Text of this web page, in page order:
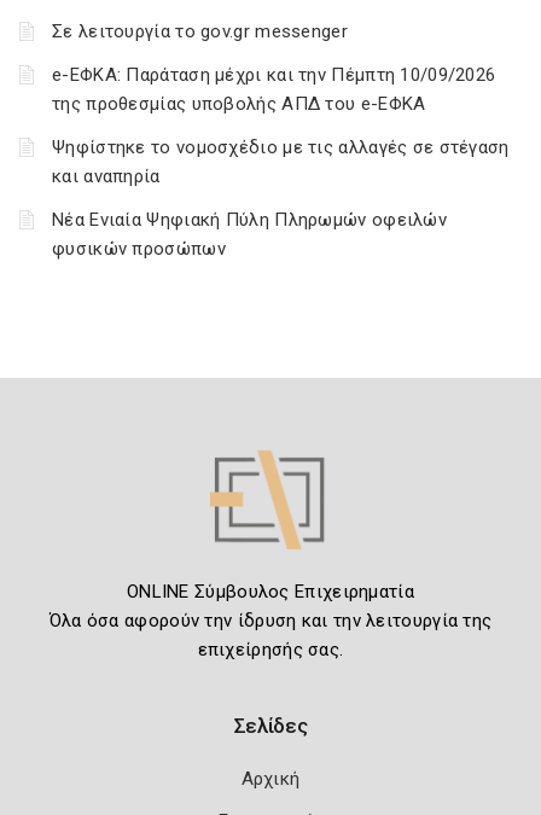
Σε λειτουργία το gov.gr messenger
e-ΕΦΚΑ: Παράταση μέχρι και την Πέμπτη 10/09/2026
της προθεσμίας υποβολής ΑΠΔ του e-ΕΦΚΑ
Ψηφίστηκε το νομοσχέδιο με τις αλλαγές σε στέγαση
και αναπηρία
Νέα Ενιαία Ψηφιακή Πύλη Πληρωμών οφειλών
φυσικών προσώπων
ONLINE Σύμβουλος Επιχειρηματία
Όλα όσα αφορούν την ίδρυση και την λειτουργία της
επιχείρησής σας.
Σελίδες
Αρχική